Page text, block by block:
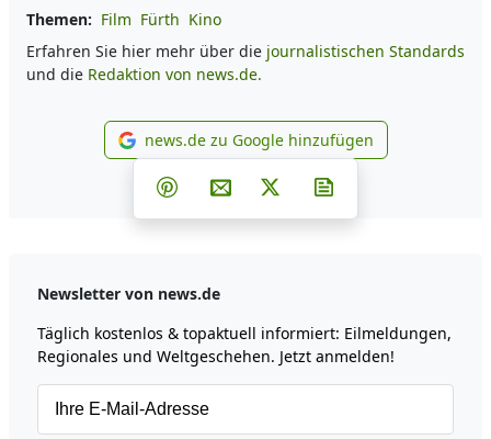
Themen: Film Fürth Kino
Erfahren Sie hier mehr über die journalistischen Standards
und die Redaktion von news.de.
news.de zu Google
news.de zu Google hinzufügen
Teilen auf Facebook
Teilen auf Whatsapp
Teilen auf Telegram
Teilen auf Pinterest
Per E-Mail teilen
Post auf X
Newsletter von news.de
Täglich kostenlos & topaktuell informiert: Eilmeldungen,
Regionales und Weltgeschehen. Jetzt anmelden!